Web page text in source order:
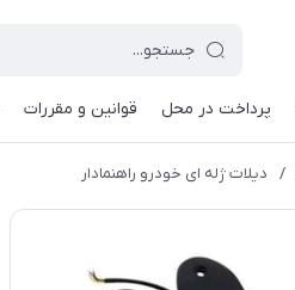
پرداخت در محل قوانین و مقررات
/ دیلات ژله ای خودرو راهنمادار